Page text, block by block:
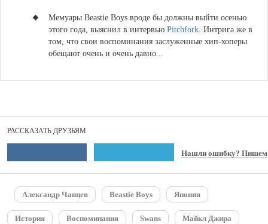
Мемуары Beastie Boys вроде бы должны выйти осенью
этого года, выяснил в интервью Pitchfork. Интрига же в
том, что свои воспоминания заслуженные хип-хоперы
обещают очень и очень давно...
РАССКАЗАТЬ ДРУЗЬЯМ
Нашли ошибку? Пишем
Александр Чанцев Beastie Boys Япония
История Воспоминания Swans Майкл Джира